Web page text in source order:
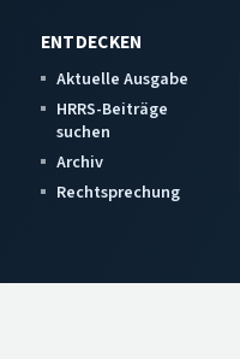
ENTDECKEN
Aktuelle Ausgabe
HRRS-Beiträge
suchen
Archiv
Rechtsprechung